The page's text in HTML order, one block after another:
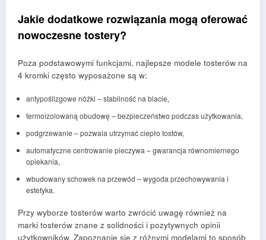
Jakie dodatkowe rozwiązania mogą oferować
nowoczesne tostery?
Poza podstawowymi funkcjami, najlepsze modele tosterów na
4 kromki często wyposażone są w:
antypoślizgowe nóżki – stabilność na blacie,
termoizolowaną obudowę – bezpieczeństwo podczas użytkowania,
podgrzewanie – pozwala utrzymać ciepło tostów,
automatyczne centrowanie pieczywa – gwarancja równomiernego
opiekania,
wbudowany schowek na przewód – wygoda przechowywania i
estetyka.
Przy wyborze tosterów warto zwrócić uwagę również na
marki tosterów znane z solidności i pozytywnych opinii
użytkowników. Zapoznanie się z różnymi modelami to sposób